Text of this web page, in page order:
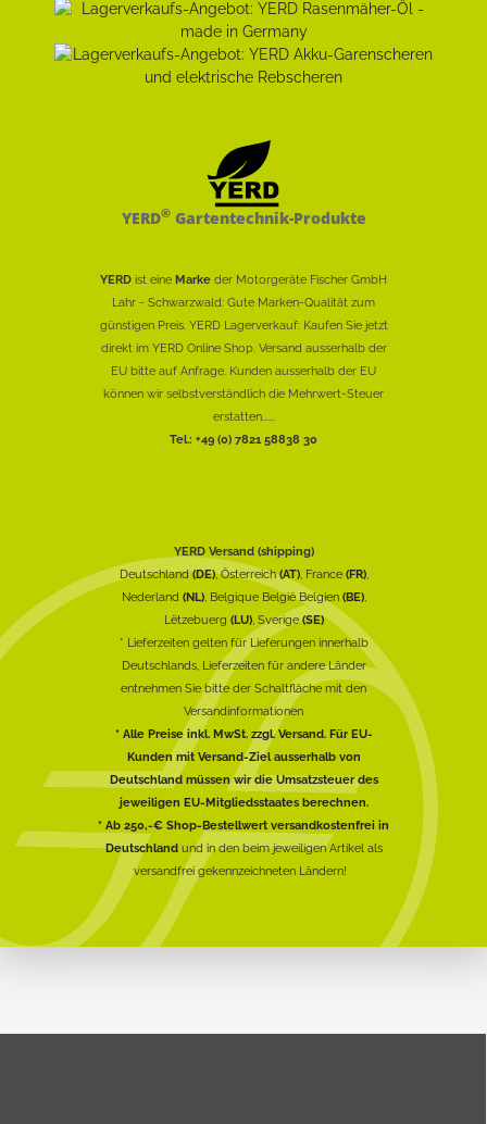
YERD®Gartentechnik-Produkte
YERD ist eine Marke der Motorgeräte Fischer GmbH
Lahr - Schwarzwald: Gute Marken-Qualität zum
günstigen Preis. YERD Lagerverkauf: Kaufen Sie jetzt
direkt im YERD Online Shop. Versand ausserhalb der
EU bitte auf Anfrage. Kunden ausserhalb der EU
können wir selbstverständlich die Mehrwert-Steuer
erstatten......
Tel.: +49 (0) 7821 58838 30
YERD Versand (shipping)
Deutschland(DE), Österreich(AT), France (FR),
Nederland (NL), Belgique België Belgien (BE),
Lëtzebuerg (LU), Sverige(SE)
* Lieferzeiten gelten für Lieferungen innerhalb
Deutschlands, Lieferzeiten für andere Länder
entnehmen Sie bitte der Schaltfläche mit den
Versandinformationen
* Alle Preise inkl. MwSt. zzgl. Versand. Für EU-
Kunden mit Versand-Ziel ausserhalb von
Deutschland müssen wir die Umsatzsteuer des
jeweiligen EU-Mitgliedsstaates berechnen.
* Ab 250,-€ Shop-Bestellwert versandkostenfrei in
Deutschlandund in den beim jeweiligen Artikel als
versandfrei gekennzeichneten Ländern!